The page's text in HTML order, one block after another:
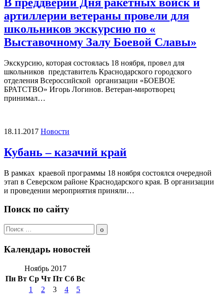
артиллерии ветераны провели для
школьников экскурсию по «
Выставочному Залу Боевой Славы»
Экскурсию, которая состоялась 18 ноября, провел для
школьников представитель Краснодарского городского
отделения Всероссийской организации «БОЕВОЕ
БРАТСТВО» Игорь Логинов. Ветеран-миротворец
принимал…
18.11.2017 Новости
Кубань – казачий край
В рамках краевой программы 18 ноября состоялся очередной
этап в Северском районе Краснодарского края. В организации
и проведении мероприятия приняли…
Поиск по сайту
Поиск
по:
Поиск
Календарь новостей
Ноябрь 2017
Пн Вт Ср Чт Пт Сб Вс
1
2 3 4
5